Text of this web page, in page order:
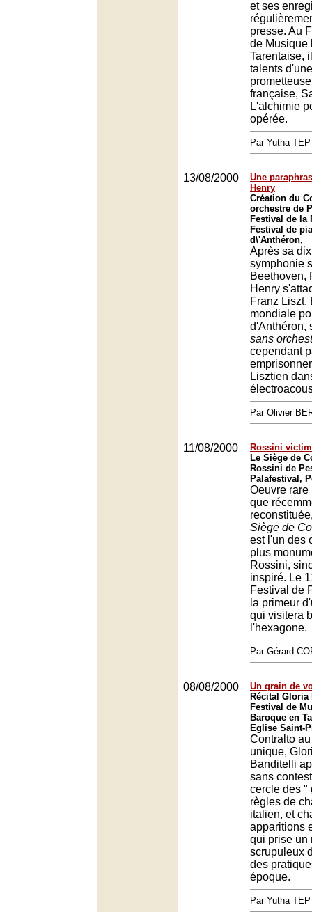
et ses
presse. Au
de Musique
Tarentaise,
talents
française,
L'alchimie
opérée.
Par Yutha TEP
13/08/2000
Une
Henry
Création du
orchestre de
Festival de la
Festival de
d\'Anthéron,
Après sa
symphonie
Beethoven,
Henry
Franz Liszt.
mondiale
d'Anthéron,
sans
cependant
Lisztien
Par Olivier
11/08/2000
Rossini
Le Siège de
Rossini de
Palafestival,
Oeuvre rare
que
Siège de
est l'un des
plus
Rossini,
inspiré. Le
Festival de
la primeur
qui visitera
l'hexagone.
Par Gérard
08/08/2000
Un grain de
Récital
Festival de
Baroque en
Eglise Saint-
Contralto
unique,
Banditelli
sans
cercle des "
règles de
italien, et
apparitions
qui prise un
scrupuleux
des
époque.
Par Yutha TEP